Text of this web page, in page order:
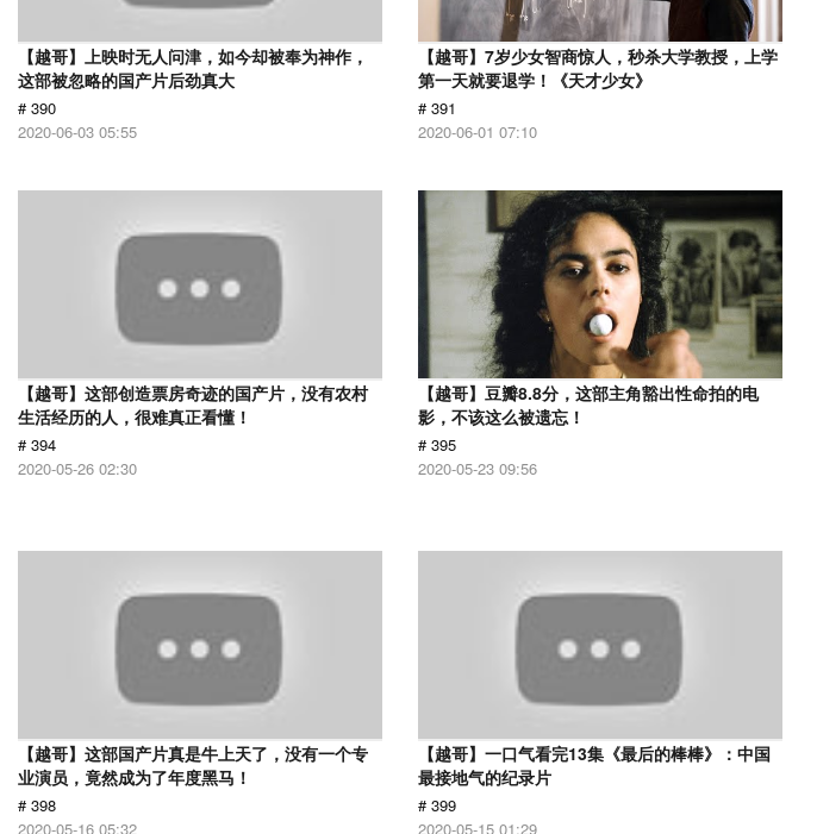
【越哥】上映时无人问津，如今却被奉为神作，
这部被忽略的国产片后劲真大
# 390
2020-06-03 05:55
【越哥】7岁少女智商惊人，秒杀大学教授，上学
第一天就要退学！《天才少女》
# 391
2020-06-01 07:10
【越哥】这部创造票房奇迹的国产片，没有农村
生活经历的人，很难真正看懂！
# 394
2020-05-26 02:30
【越哥】豆瓣8.8分，这部主角豁出性命拍的电
影，不该这么被遗忘！
# 395
2020-05-23 09:56
【越哥】这部国产片真是牛上天了，没有一个专
业演员，竟然成为了年度黑马！
# 398
2020-05-16 05:32
【越哥】一口气看完13集《最后的棒棒》：中国
最接地气的纪录片
# 399
2020-05-15 01:29